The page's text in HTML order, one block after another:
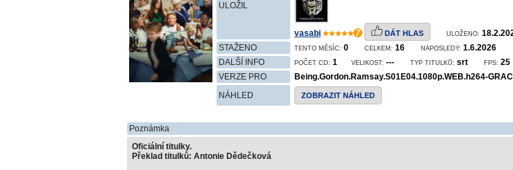
ULOŽIL
vasabi 7 DÁT HLAS ULOŽENO:
STAŽENO
TENTO MĚSÍC: 0 CELKEM: 16 NAPOSLEDY: 1.6.2026
DALŠÍ INFO
POČET CD: 1 VELIKOST: --- TYP TITULKŮ: srt FPS: 25
VERZE PRO
Being.Gordon.Ramsay.S01E04.1080p.WEB.h264-
NÁHLED ZOBRAZIT NÁHLED
Poznámka
Oficiální titulky.
Překlad titulků: Antonie Dědečková